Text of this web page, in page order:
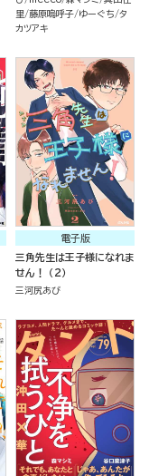
里 藤原嗚呼子 ゆーぐち タ
カツアキ
電子版
三角先生は王子様になれま
せん！ （2）
三河尻あび